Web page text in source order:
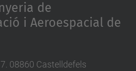
de
i Aeroespacial de
08860 Castelldefels